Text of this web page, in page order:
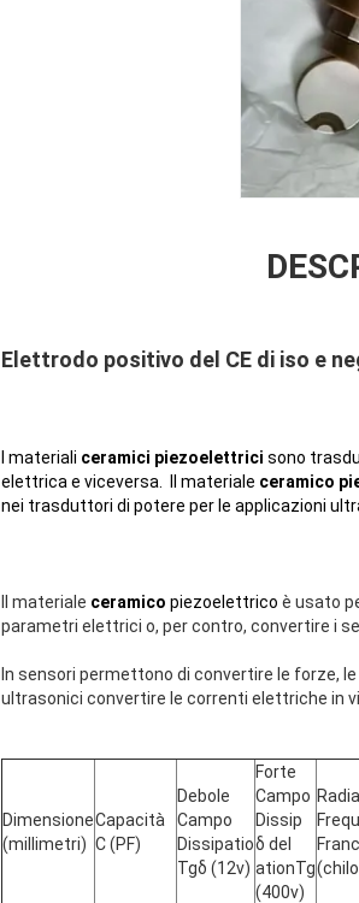
Elettrodo positivo del CE di iso e
I materiali ceramici piezoelettrici sono
elettrica e viceversa. Il materiale ceramico
nei trasduttori di potere per le applicazioni
Il materiale ceramico piezoelettrico è usato
parametri elettrici o, per contro, convertire i
In sensori permettono di convertire le forze,
ultrasonici convertire le correnti elettriche in
Dimensione
(millimetri)
Capacità
C (PF)
Debole
Campo
Dissipatio
Tgδ (12v)
Forte
Campo
Dissip
δ del
ationTg
(400v)